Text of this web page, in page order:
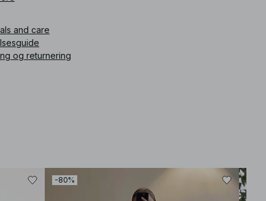
and care
og returnering
-80%